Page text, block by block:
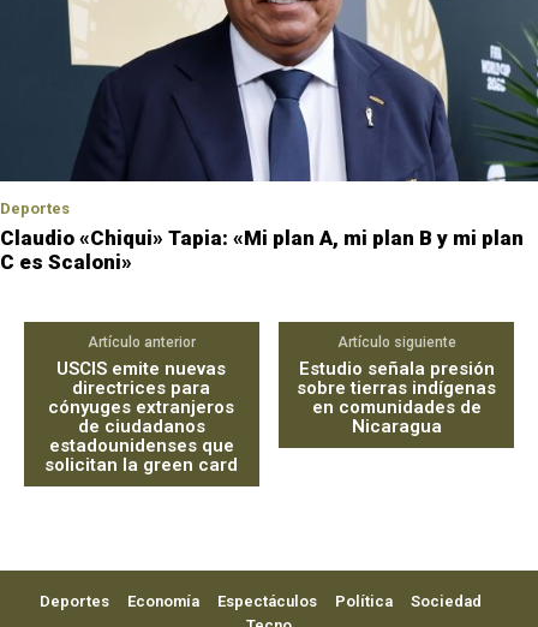
Deportes
Claudio «Chiqui» Tapia: «Mi plan A, mi plan B y mi plan
C es Scaloni»
Artículo anterior
USCIS emite nuevas
directrices para
cónyuges extranjeros
de ciudadanos
estadounidenses que
solicitan la green card
Artículo siguiente
Estudio señala presión
sobre tierras indígenas
en comunidades de
Nicaragua
Deportes Economía Espectáculos Política
Sociedad